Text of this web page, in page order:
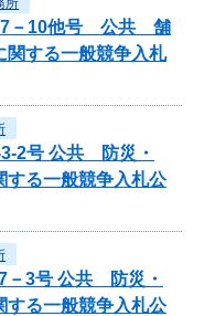
所
7－10他号 公共 舗
する一般競争入札
3-2号 公共 防災・
する一般競争入札公
－3号 公共 防災・
する一般競争入札公